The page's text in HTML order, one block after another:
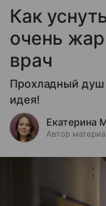
Как
очень
врач
Прохладный
идея!
Екатерина
Автор